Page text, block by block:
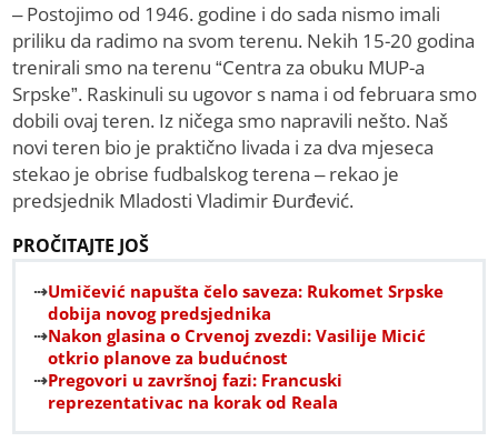
– Postojimo od 1946. godine i do sada nismo imali
priliku da radimo na svom terenu. Nekih 15-20 godina
trenirali smo na terenu “Centra za obuku MUP-a
Srpske”. Raskinuli su ugovor s nama i od februara smo
dobili ovaj teren. Iz ničega smo napravili nešto. Naš
novi teren bio je praktično livada i za dva mjeseca
stekao je obrise fudbalskog terena – rekao je
predsjednik Mladosti Vladimir Đurđević.
PROČITAJTE JOŠ
Umičević napušta čelo saveza: Rukomet Srpske
dobija novog predsjednika
Nakon glasina o Crvenoj zvezdi: Vasilije Micić
otkrio planove za budućnost
Pregovori u završnoj fazi: Francuski
reprezentativac na korak od Reala